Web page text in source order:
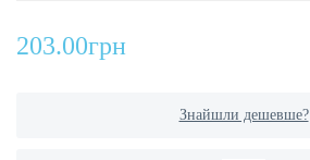
203.00грн
Знайшли дешевше?